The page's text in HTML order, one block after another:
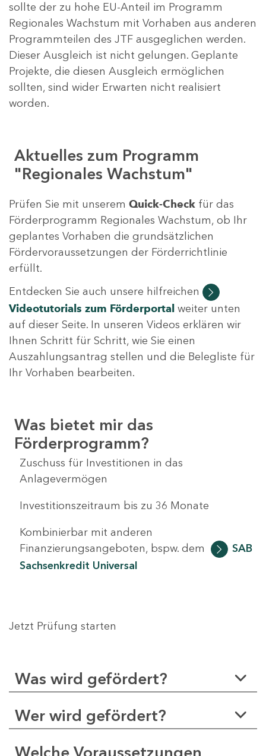
sollte der zu hohe EU-Anteil im Programm
Regionales Wachstum mit Vorhaben aus anderen
Programmteilen des JTF ausgeglichen werden.
Dieser Ausgleich ist nicht gelungen. Geplante
Projekte, die diesen Ausgleich ermöglichen
sollten, sind wider Erwarten nicht realisiert
worden.
Aktuelles zum Programm
"Regionales Wachstum"
Prüfen Sie mit unserem Quick-Check für das
Förderprogramm Regionales Wachstum, ob Ihr
geplantes Vorhaben die grundsätzlichen
Fördervoraussetzungen der Förderrichtlinie
erfüllt.
Entdecken Sie auch unsere hilfreichen
Videotutorials zum Förderportal weiter unten
auf dieser Seite. In unseren Videos erklären wir
Ihnen Schritt für Schritt, wie Sie einen
Auszahlungsantrag stellen und die Belegliste für
Ihr Vorhaben bearbeiten.
Was bietet mir das
Förderprogramm?
Zuschuss für Investitionen in das
Anlagevermögen
Investitionszeitraum bis zu 36 Monate
Kombinierbar mit anderen
Finanzierungsangeboten, bspw. dem
SAB
Sachsenkredit Universal
Jetzt Prüfung starten
Was wird gefördert?
Wer wird gefördert?
Welche Voraussetzungen